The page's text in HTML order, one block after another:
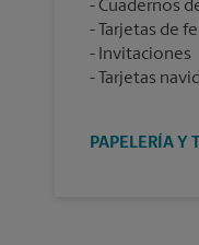
Cuadernos
Tarjetas de
Invitaciones
Tarjetas
PAPELERÍA Y